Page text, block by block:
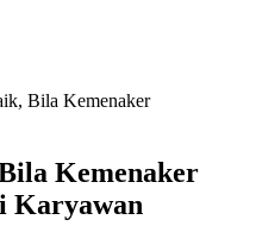
Bila Kemenaker
Kemenaker
Karyawan